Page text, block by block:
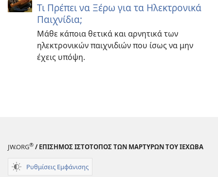
Τι Πρέπει να Ξέρω για τα Ηλεκτρονικά
Παιχνίδια;
Μάθε κάποια θετικά και αρνητικά των
ηλεκτρονικών παιχνιδιών που ίσως να μην
έχεις υπόψη.
JW.ORG® / ΕΠΙΣΗΜΟΣ ΙΣΤΟΤΟΠΟΣ ΤΩΝ ΜΑΡΤΥΡΩΝ ΤΟΥ ΙΕΧΩΒΑ
Ρυθμίσεις Εμφάνισης